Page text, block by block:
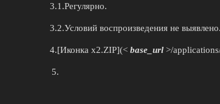
3.1.Регулярно.
3.2.Условий воспроизведения не выявлено.
4.[Иконка х2.ZIP](< base_url >/